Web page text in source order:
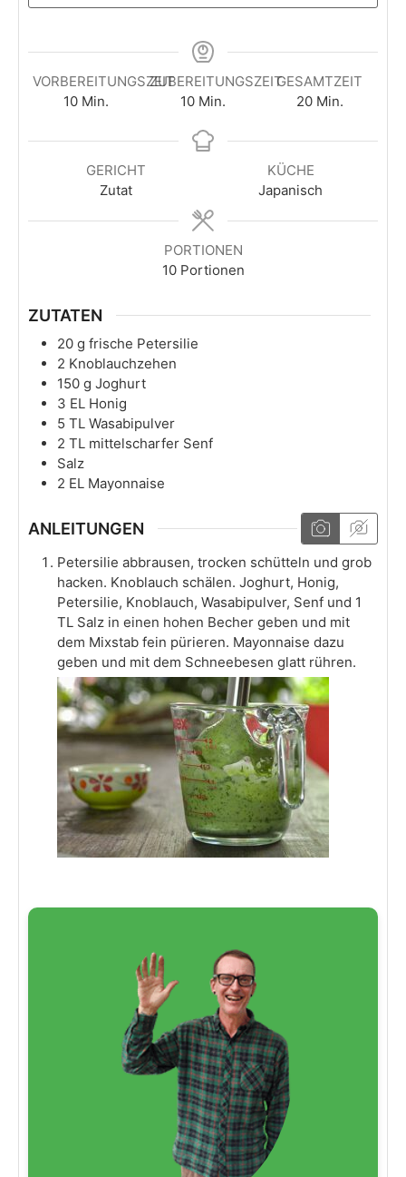
VORBEREITUNGSZEIT
10Minuten
Min.
ZUBEREITUNGSZEIT
10Minuten
Min.
GESAMTZEIT
20Minuten
Min.
GERICHT
Zutat
KÜCHE
Japanisch
PORTIONEN
10 Portionen
ZUTATEN
20 g frische Petersilie
2 Knoblauchzehen
150 g Joghurt
3 EL Honig
5 TL Wasabipulver
2 TL mittelscharfer Senf
Salz
2 EL Mayonnaise
ANLEITUNGEN
Petersilie abbrausen, trocken schütteln und grob
hacken. Knoblauch schälen. Joghurt, Honig,
Petersilie, Knoblauch, Wasabipulver, Senf und 1
TL Salz in einen hohen Becher geben und mit
dem Mixstab fein pürieren. Mayonnaise dazu
geben und mit dem Schneebesen glatt rühren.